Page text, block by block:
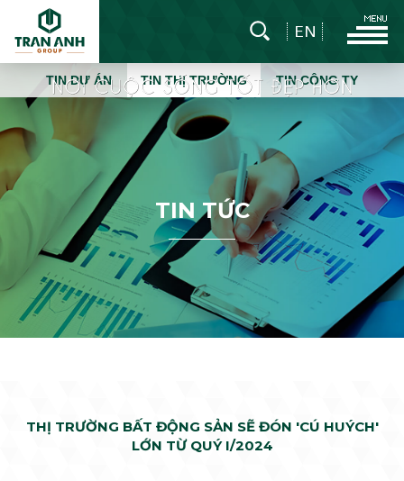
EN
TIN TỨC
TIN DỰ ÁN TIN THỊ TRƯỜNG TIN CÔNG TY
THỊ TRƯỜNG BẤT ĐỘNG SẢN SẼ ĐÓN 'CÚ HUÝCH'
LỚN TỪ QUÝ I/2024